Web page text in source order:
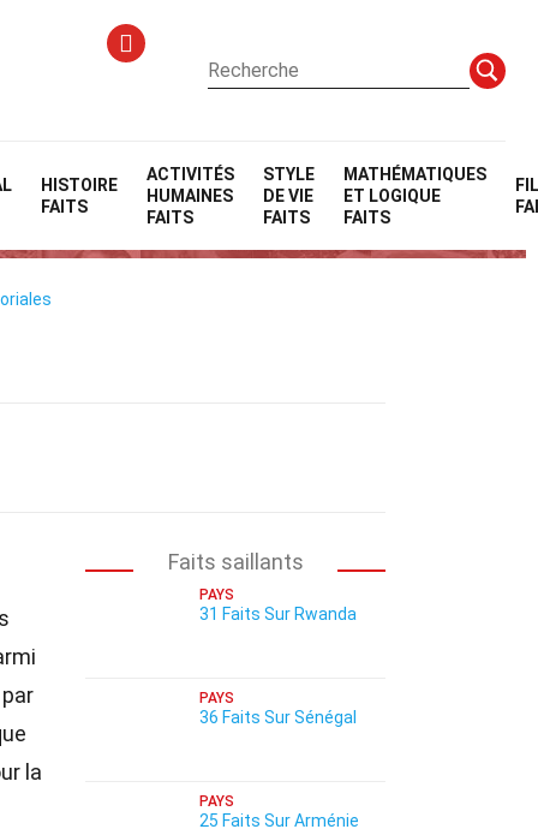
HISTOIRE
FAITS
ACTIVITÉS
HUMAINES
FAITS
STYLE
DE VIE
FAITS
MATHÉMATIQUES
ET LOGIQUE
FAITS
la
Faits saillants
PAYS
31 Faits Sur Rwanda
PAYS
36 Faits Sur Sénégal
PAYS
25 Faits Sur Arménie